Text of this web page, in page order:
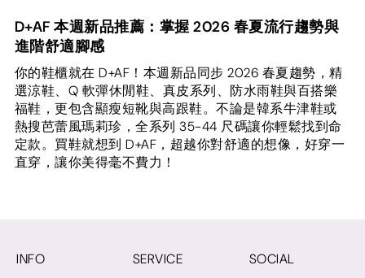
D+AF 本週新品推薦：掌握 2026 春夏流行趨勢與
進階舒適腳感
你的鞋櫃就在 D+AF！本週新品同步 2026 春夏趨勢，精
選涼鞋、Q 軟彈休閒鞋、真皮系列、防水雨鞋與百搭樂
福鞋，更包含顯瘦短靴與高跟鞋。不論是韓系牛津鞋或
熱搜芭蕾風瑪莉珍，全系列 35-44 尺碼讓你輕鬆找到命
定款。買鞋就想到 D+AF，超越你對舒適的想像，好穿一
直穿，讓你美得毫不費力！
INFO
SERVICE
SOCIAL